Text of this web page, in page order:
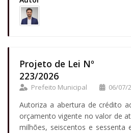
Projeto de Lei Nº
223/2026
Prefeito Municipal 06/07/
Autoriza a abertura de crédito
orçamento vigente no valor de
milhões, seiscentos e sessenta